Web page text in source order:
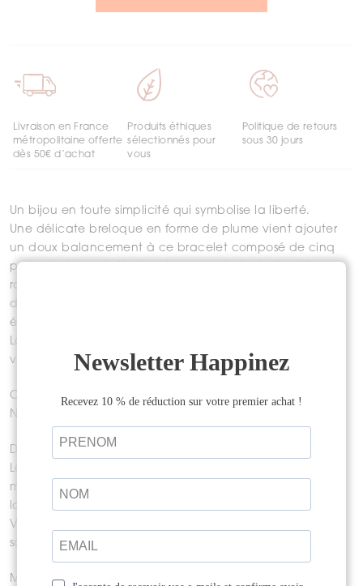
Livraison en France
métropolitaine offerte
dès 50€ d’achat
Produits éthiques
sélectionnés pour
vous
Politique de retours
sous 30 jours
Un bijou en toute simplicité qui symbolise la liberté.
Une délicate breloque en forme de plume vient ajouter
un doux balancement à ce bracelet composé de cinq
perles de labradorite. La plume, symbole de liberté, nous
rappel d’être libre comme un oiseau et est un appel à
déployer nos ailes. Associée à l’élément Air, elle est
également symbole de sagesse, d’intuition et de force.
La labradorite, connue comme la pierre de protection,
vous accompagnera dans vos aventures.
Ce bijou a été créé en exclusivité pour Happinez par
Noomi van Gelder.
Dimensions du bracelet :
Les petites pierres de labradorite mesurent entre 4 à 6
mm, la breloque en forme de plume mesure 20×3 mm et
la longueur totale est de 20 cm.
Vous pourrez ajuster le bracelet à votre poignet grâce à
sa chaînette réglable.
Matière :